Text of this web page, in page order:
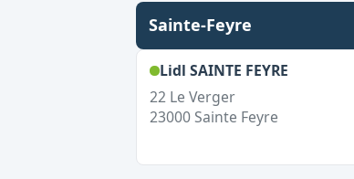
Sainte-Feyre
Lidl SAINTE FEYRE,
22 Le Verger
23000 Sainte Feyre